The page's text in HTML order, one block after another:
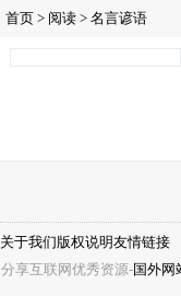
首页 > 阅读 > 名言谚语
关于我们版权说明友情链接
分享互联网优秀资源-国外网